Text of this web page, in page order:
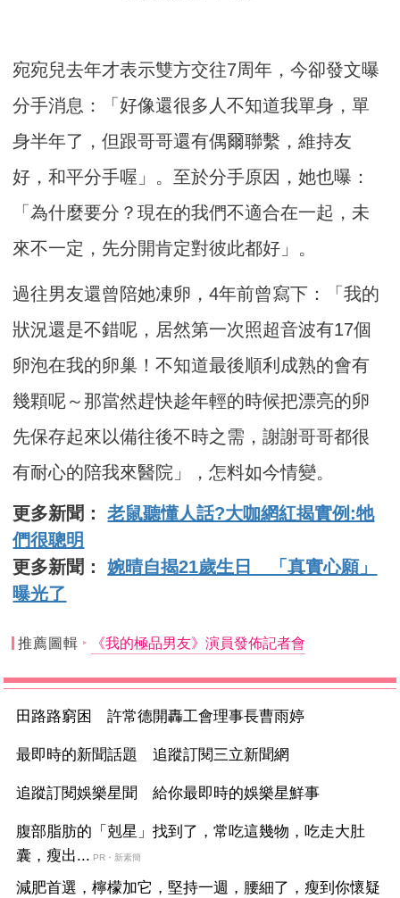
宛宛兒去年才表示雙方交往7周年，今卻發文曝
分手消息：「好像還很多人不知道我單身，單
身半年了，但跟哥哥還有偶爾聯繫，維持友
好，和平分手喔」。至於分手原因，她也曝：
「為什麼要分？現在的我們不適合在一起，未
來不一定，先分開肯定對彼此都好」。
過往男友還曾陪她凍卵，4年前曾寫下：「我的
狀況還是不錯呢，居然第一次照超音波有17個
卵泡在我的卵巢！不知道最後順利成熟的會有
幾顆呢～那當然趕快趁年輕的時候把漂亮的卵
先保存起來以備往後不時之需，謝謝哥哥都很
有耐心的陪我來醫院」，怎料如今情變。
更多新聞：老鼠聽懂人話?大咖網紅揭實例:牠
們很聰明
更多新聞：婉晴自揭21歲生日 「真實心願」
曝光了
推薦圖輯 《我的極品男友》演員發佈記者會
田路路窮困 許常德開轟工會理事長曹雨婷
最即時的新聞話題 追蹤訂閱三立新聞網
追蹤訂閱娛樂星聞 給你最即時的娛樂星鮮事
腹部脂肪的「剋星」找到了，常吃這幾物，吃走大肚
囊，瘦出... PR・新素簡
減肥首選，檸檬加它，堅持一週，腰細了，瘦到你懷疑